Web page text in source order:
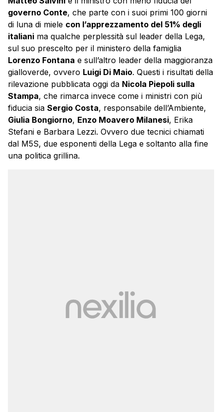
governo Conte, che parte con i suoi primi 100 giorni
di luna di miele con l’apprezzamento del 51% degli
italiani ma qualche perplessità sul leader della Lega,
sul suo prescelto per il ministero della famiglia
Lorenzo Fontana e sull’altro leader della maggioranza
gialloverde, ovvero Luigi Di Maio. Questi i risultati della
rilevazione pubblicata oggi da Nicola Piepoli sulla
Stampa, che rimarca invece come i ministri con più
fiducia sia Sergio Costa, responsabile dell’Ambiente,
Giulia Bongiorno, Enzo Moavero Milanesi, Erika
Stefani e Barbara Lezzi. Ovvero due tecnici chiamati
dal M5S, due esponenti della Lega e soltanto alla fine
una politica grillina.